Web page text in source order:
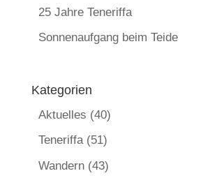
25 Jahre Teneriffa
Sonnenaufgang beim Teide
Kategorien
Aktuelles (40)
Teneriffa(51)
Wandern(43)